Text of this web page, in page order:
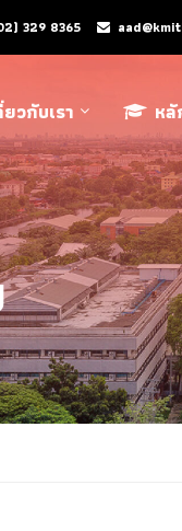
329 8365
ยวกับเรา ห